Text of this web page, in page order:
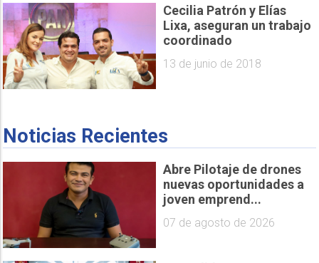
Cecilia Patrón y Elías
Lixa, aseguran un trabajo
coordinado
13 de junio de 2018
Noticias Recientes
Abre Pilotaje de drones
nuevas oportunidades a
joven emprend...
07 de agosto de 2026